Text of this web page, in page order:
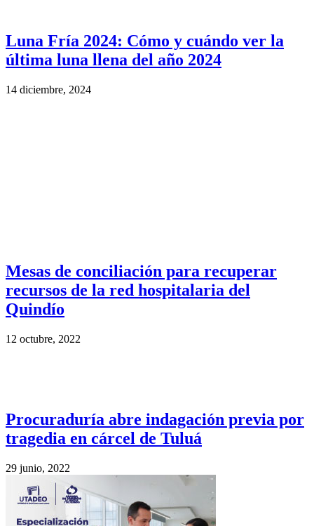
Luna Fría 2024: Cómo y cuándo ver la
última luna llena del año 2024
14 diciembre, 2024
Mesas de conciliación para recuperar
recursos de la red hospitalaria del
Quindío
12 octubre, 2022
Procuraduría abre indagación previa por
tragedia en cárcel de Tuluá
29 junio, 2022